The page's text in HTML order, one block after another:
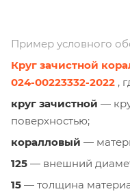
Пример условного
Круг зачистной
024-00223332-2022 ,
круг зачистной —
поверхностью;
коралловый —
125 — внешний
15 — толщина